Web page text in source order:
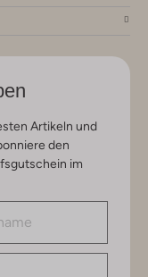
Artikeln und
den
im